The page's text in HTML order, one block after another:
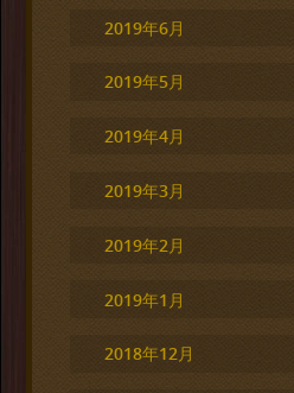
2019年6月
2019年5月
2019年4月
2019年3月
2019年2月
2019年1月
2018年12月